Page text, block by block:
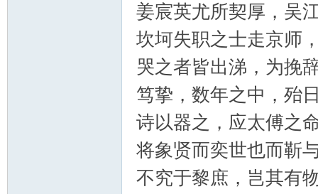
姜宸英尤所契厚，吴
坎坷失职之士走京师
哭之者皆出涕，为挽
笃挚，数年之中，殆
诗以器之，应太傅之
将象贤而奕世也而靳
不究于黎庶，岂其有